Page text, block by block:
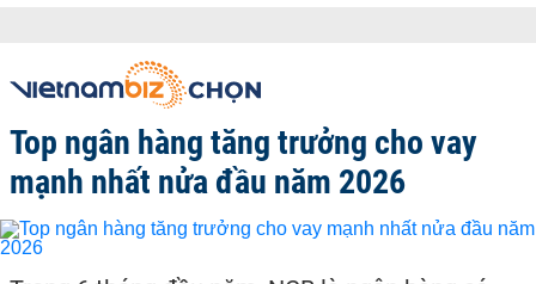
Top ngân hàng tăng trưởng cho vay
mạnh nhất nửa đầu năm 2026